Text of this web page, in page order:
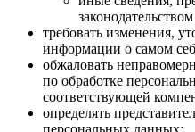
требовать изменения,
информации о самом
обжаловать
по обработке
соответствующей
определять
персональных данных;